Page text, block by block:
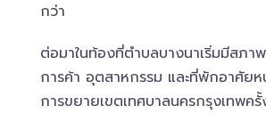
กว่า
ต่อมาในท้องที่ตำบลบางนาเริ่มมีสภา
การค้า อุตสาหกรรม และที่พักอาศัยห
การขยายเขตเทศบาลนครกรุงเทพค